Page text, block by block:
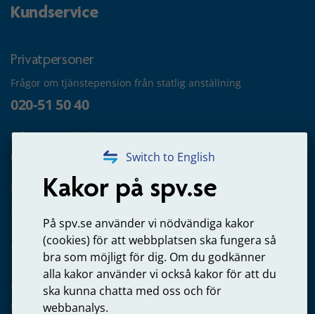
Switch to English
Kakor på spv.se
På spv.se använder vi nödvändiga kakor
(cookies) för att webbplatsen ska fungera så
bra som möjligt för dig. Om du godkänner
alla kakor använder vi också kakor för att du
ska kunna chatta med oss och för
webbanalys.
Kundservice
Privatpersoner
Frågor om tjänstepension från statlig anställning
020-51 50 40
Frågor om utbetalning
020-65 00 65
Kontakta oss
Arbetsgivare
Frågor om administration av tjänstepension från statlig